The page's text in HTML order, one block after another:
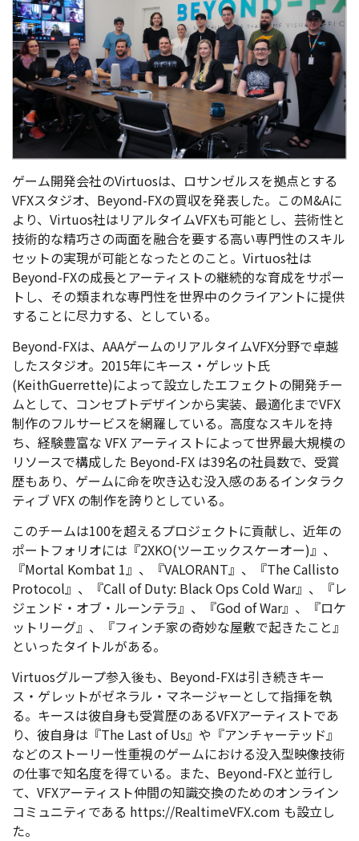
ゲーム開発会社のVirtuosは、ロサンゼルスを拠点とする
VFXスタジオ、Beyond-FXの買収を発表した。このM&Aに
より、Virtuos社はリアルタイムVFXも可能とし、芸術性と
技術的な精巧さの両面を融合を要する高い専門性のスキル
セットの実現が可能となったとのこと。Virtuos社は
Beyond-FXの成長とアーティストの継続的な育成をサポー
トし、その類まれな専門性を世界中のクライアントに提供
することに尽力する、としている。
Beyond-FXは、AAAゲームのリアルタイムVFX分野で卓越
したスタジオ。2015年にキース・ゲレット氏
(KeithGuerrette)によって設立したエフェクトの開発チー
ムとして、コンセプトデザインから実装、最適化までVFX
制作のフルサービスを網羅している。高度なスキルを持
ち、経験豊富な VFX アーティストによって世界最大規模の
リソースで構成した Beyond-FX は39名の社員数で、受賞
歴もあり、ゲームに命を吹き込む没入感のあるインタラク
ティブ VFX の制作を誇りとしている。
このチームは100を超えるプロジェクトに貢献し、近年の
ポートフォリオには『2XKO(ツーエックスケーオー)』、
『Mortal Kombat 1』、『VALORANT』、『The Callisto
Protocol』、『Call of Duty: Black Ops Cold War』、『レ
ジェンド・オブ・ルーンテラ』、『God of War』、『ロケ
ットリーグ』、『フィンチ家の奇妙な屋敷で起きたこと』
といったタイトルがある。
Virtuosグループ参入後も、Beyond-FXは引き続きキー
ス・ゲレットがゼネラル・マネージャーとして指揮を執
る。キースは彼自身も受賞歴のあるVFXアーティストであ
り、彼自身は『The Last of Us』や『アンチャーテッド』
などのストーリー性重視のゲームにおける没入型映像技術
の仕事で知名度を得ている。また、Beyond-FXと並行し
て、VFXアーティスト仲間の知識交換のためのオンライン
コミュニティである https://RealtimeVFX.com も設立し
た。